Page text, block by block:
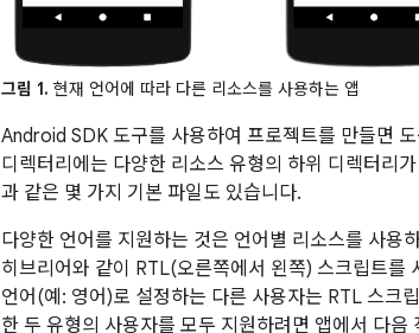
그림 1. 현재 언어에 따라 다른 리소스를 사용하는 앱
Android SDK 도구를 사용하여 프로젝트를 만들면
디렉터리에는 다양한 리소스 유형의 하위 디렉터리
과 같은 몇 가지 기본 파일도 있습니다.
다양한 언어를 지원하는 것은 언어별 리소스를 사용
히브리어와 같이 RTL(오른쪽에서 왼쪽) 스크립트를
언어(예: 영어)로 설정하는 다른 사용자는 RTL 스크
한 두 유형의 사용자를 모두 지원하려면 앱에서 다음